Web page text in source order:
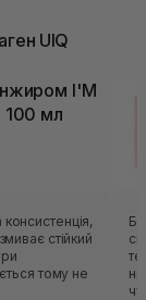
UIQ
I'M
100 мл
стійкий
тому не